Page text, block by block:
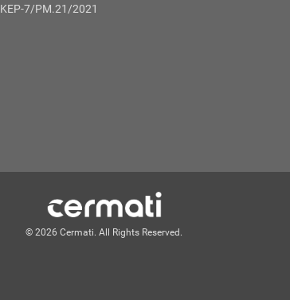
KEP-7/PM.21/2021
© 2026 Cermati. All Rights Reserved.